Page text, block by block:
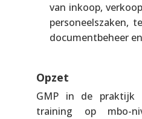
van inkoop,
personeelszaken,
documentbeheer
Opzet
GMP in de praktijk
training op mbo-